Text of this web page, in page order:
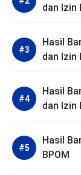
dan Izin
Hasil
dan Izin
Hasil
dan Izin
Hasil
BPOM